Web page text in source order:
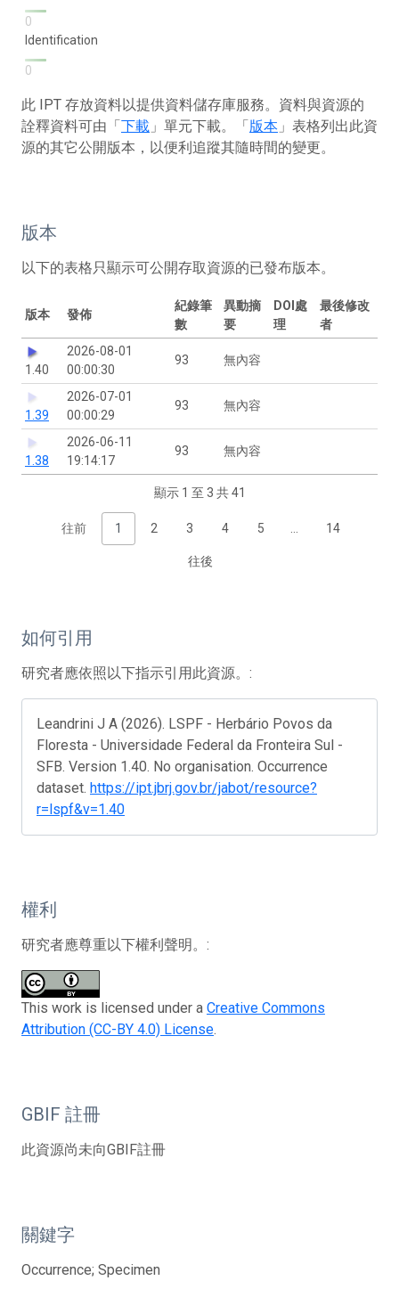
0
Identification
0
此 IPT 存放資料以提供資料儲存庫服務。資料與資源的
詮釋資料可由「下載 」單元下載。「版本 」表格列出此資
源的其它公開版本，以便利追蹤其隨時間的變更。
版本
以下的表格只顯示可公開存取資源的已發布版本。
版本 發佈
紀錄筆
數
異動摘
要
DOI處
理
最後修改
者
1.40
2026-08-01
00:00:30
93 無內容
1.39
2026-07-01
00:00:29
93 無內容
1.38
2026-06-11
19:14:17
93 無內容
顯示 1 至 3 共 41
往前 1 2 3 4 5 14
往後
如何引用
研究者應依照以下指示引用此資源。:
Leandrini J A (2026). LSPF - Herbário Povos da
Floresta - Universidade Federal da Fronteira Sul -
SFB. Version 1.40. No organisation. Occurrence
dataset. https://ipt.jbrj.gov.br/jabot/resource?
r=lspf&v=1.40
權利
研究者應尊重以下權利聲明。:
This work is licensed under a Creative Commons
Attribution (CC-BY 4.0) License.
GBIF 註冊
此資源尚未向GBIF註冊
關鍵字
Occurrence; Specimen